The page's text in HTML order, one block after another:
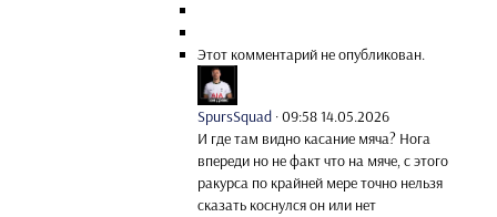
Этот комментарий не опубликован.
SpursSquad ·09:58 14.05.2026
И где там видно касание мяча? Нога
впереди но не факт что на мяче, с этого
ракурса по крайней мере точно нельзя
сказать коснулся он или нет